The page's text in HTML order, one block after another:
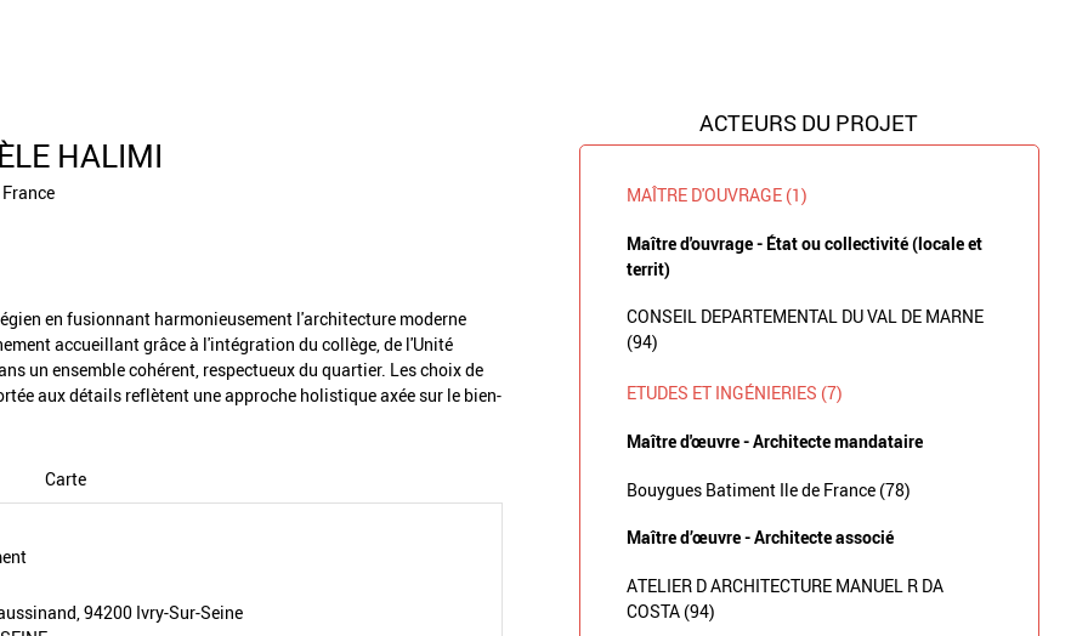
HALIMI
en fusionnant harmonieusement l'architecture moderne
accueillant grâce à l'intégration du collège, de l'Unité
un ensemble cohérent, respectueux du quartier. Les choix de
aux détails reflètent une approche holistique axée sur le bien-
Carte
94200 Ivry-Sur-Seine
ACTEURS DU PROJET
MAÎTRE D'OUVRAGE (1)
Maître d'ouvrage - État ou collectivité (locale et
territ)
CONSEIL DEPARTEMENTAL DU VAL DE MARNE
(94)
ETUDES ET INGÉNIERIES (7)
Maître d'œuvre - Architecte mandataire
Bouygues Batiment Ile de France (78)
Maître d’œuvre - Architecte associé
ATELIER D ARCHITECTURE MANUEL R DA
COSTA (94)